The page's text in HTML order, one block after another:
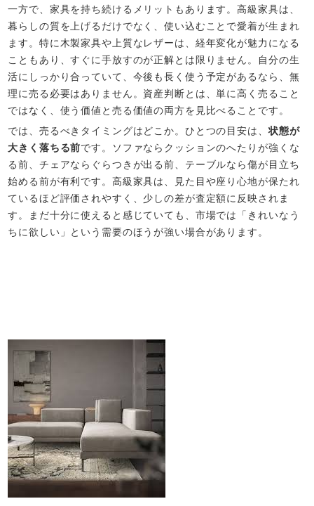
一方で、家具を持ち続けるメリットもあります。高級家具は、
暮らしの質を上げるだけでなく、使い込むことで愛着が生まれ
ます。特に木製家具や上質なレザーは、経年変化が魅力になる
こともあり、すぐに手放すのが正解とは限りません。自分の生
活にしっかり合っていて、今後も長く使う予定があるなら、無
理に売る必要はありません。資産判断とは、単に高く売ること
ではなく、使う価値と売る価値の両方を見比べることです。
では、売るべきタイミングはどこか。ひとつの目安は、状態が
大きく落ちる前です。ソファならクッションのへたりが強くな
る前、チェアならぐらつきが出る前、テーブルなら傷が目立ち
始める前が有利です。高級家具は、見た目や座り心地が保たれ
ているほど評価されやすく、少しの差が査定額に反映されま
す。まだ十分に使えると感じていても、市場では「きれいなう
ちに欲しい」という需要のほうが強い場合があります。